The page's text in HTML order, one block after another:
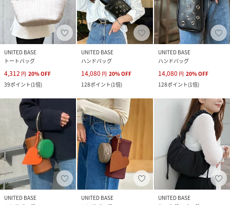
UNITED BASE
トートバッグ
4,312 円 20%OFF
39ポイント(1倍)
UNITED BASE
ハンドバッグ
14,080 円 20%OFF
128ポイント(1倍)
UNITED BASE
ハンドバッグ
14,080 円 20%OFF
128ポイント(1倍)
UNITED BASE
UNITED BASE
UNITED BASE